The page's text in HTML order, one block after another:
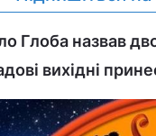
Глоба назвав
вихідні